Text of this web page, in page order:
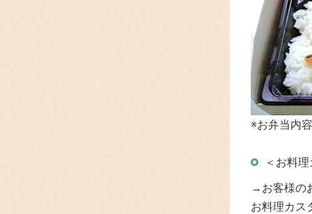
※お弁当内
＜お料
→お客様の
お料理カス